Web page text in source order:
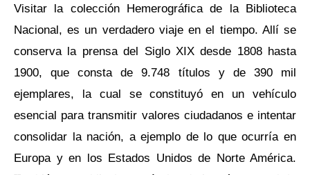
Visitar la colección Hemerográfica de la Biblioteca
Nacional, es un verdadero viaje en el tiempo. Allí se
conserva la prensa del Siglo XIX desde 1808 hasta
1900, que consta de 9.748 títulos y de 390 mil
ejemplares, la cual se constituyó en un vehículo
esencial para transmitir valores ciudadanos e intentar
consolidar la nación, a ejemplo de lo que ocurría en
Europa y en los Estados Unidos de Norte América.